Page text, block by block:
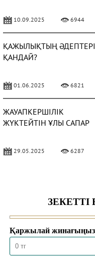
10.09.2025 6944
ҚАЖЫЛЫҚТЫҢ ӘДЕПТЕРІ
ҚАНДАЙ?
01.06.2025 6821
ЖАУАПКЕРШІЛІК
ЖҮКТЕЙТІН ҰЛЫ САПАР
29.05.2025 6287
16.04.2025 8710
ЕҢБЕК ЕТУ ӘДЕБІ